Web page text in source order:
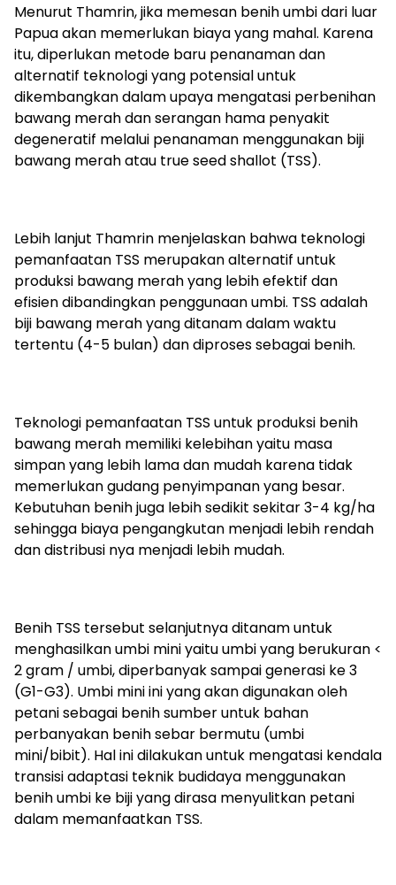
Menurut Thamrin, jika memesan benih umbi dari luar
Papua akan memerlukan biaya yang mahal. Karena
itu, diperlukan metode baru penanaman dan
alternatif teknologi yang potensial untuk
dikembangkan dalam upaya mengatasi perbenihan
bawang merah dan serangan hama penyakit
degeneratif melalui penanaman menggunakan biji
bawang merah atau true seed shallot (TSS).
Lebih lanjut Thamrin menjelaskan bahwa teknologi
pemanfaatan TSS merupakan alternatif untuk
produksi bawang merah yang lebih efektif dan
efisien dibandingkan penggunaan umbi. TSS adalah
biji bawang merah yang ditanam dalam waktu
tertentu (4-5 bulan) dan diproses sebagai benih.
Teknologi pemanfaatan TSS untuk produksi benih
bawang merah memiliki kelebihan yaitu masa
simpan yang lebih lama dan mudah karena tidak
memerlukan gudang penyimpanan yang besar.
Kebutuhan benih juga lebih sedikit sekitar 3-4 kg/ha
sehingga biaya pengangkutan menjadi lebih rendah
dan distribusi nya menjadi lebih mudah.
Benih TSS tersebut selanjutnya ditanam untuk
menghasilkan umbi mini yaitu umbi yang berukuran <
2 gram / umbi, diperbanyak sampai generasi ke 3
(G1-G3). Umbi mini ini yang akan digunakan oleh
petani sebagai benih sumber untuk bahan
perbanyakan benih sebar bermutu (umbi
mini/bibit). Hal ini dilakukan untuk mengatasi kendala
transisi adaptasi teknik budidaya menggunakan
benih umbi ke biji yang dirasa menyulitkan petani
dalam memanfaatkan TSS.